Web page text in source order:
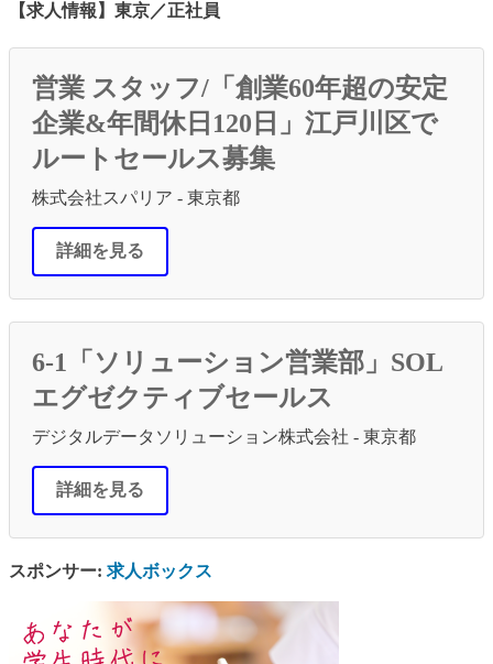
【求人情報】東京／正社員
営業 スタッフ/「創業60年超の安定
企業&年間休日120日」江戸川区で
ルートセールス募集
株式会社スパリア - 東京都
詳細を見る
6-1「ソリューション営業部」SOL
エグゼクティブセールス
デジタルデータソリューション株式会社 - 東京都
詳細を見る
スポンサー: 求人ボックス